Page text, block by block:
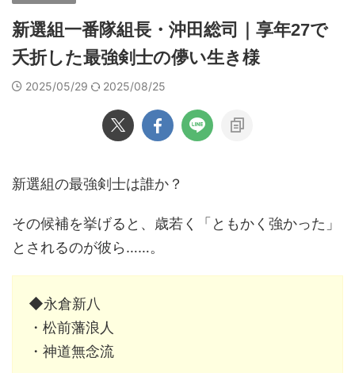
新選組一番隊組長・沖田総司｜享年27で
夭折した最強剣士の儚い生き様
2025/05/29 2025/08/25
新選組の最強剣士は誰か？
その候補を挙げると、歳若く「ともかく強かった」
とされるのが彼ら……。
◆永倉新八
・松前藩浪人
・神道無念流